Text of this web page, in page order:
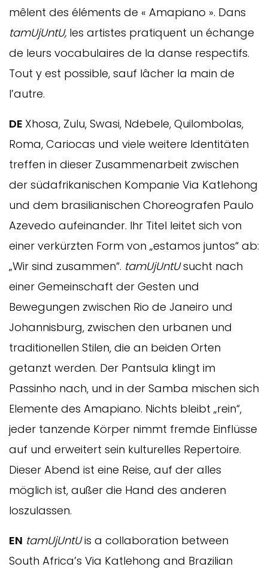
mêlent des éléments de « Amapiano ». Dans
tamUjUntU, les artistes pratiquent un échange
de leurs vocabulaires de la danse respectifs.
Tout y est possible, sauf lâcher la main de
l’autre.
DE Xhosa, Zulu, Swasi, Ndebele, Quilombolas,
Roma, Cariocas und viele weitere Identitäten
treffen in dieser Zusammenarbeit zwischen
der südafrikanischen Kompanie Via Katlehong
und dem brasilianischen Choreografen Paulo
Azevedo aufeinander. Ihr Titel leitet sich von
einer verkürzten Form von „estamos juntos“ ab:
„Wir sind zusammen“. tamUjUntU sucht nach
einer Gemeinschaft der Gesten und
Bewegungen zwischen Rio de Janeiro und
Johannisburg, zwischen den urbanen und
traditionellen Stilen, die an beiden Orten
getanzt werden. Der Pantsula klingt im
Passinho nach, und in der Samba mischen sich
Elemente des Amapiano. Nichts bleibt „rein“,
jeder tanzende Körper nimmt fremde Einflüsse
auf und erweitert sein kulturelles Repertoire.
Dieser Abend ist eine Reise, auf der alles
möglich ist, außer die Hand des anderen
loszulassen.
EN tamUjUntUis a collaboration between
South Africa’s Via Katlehong and Brazilian